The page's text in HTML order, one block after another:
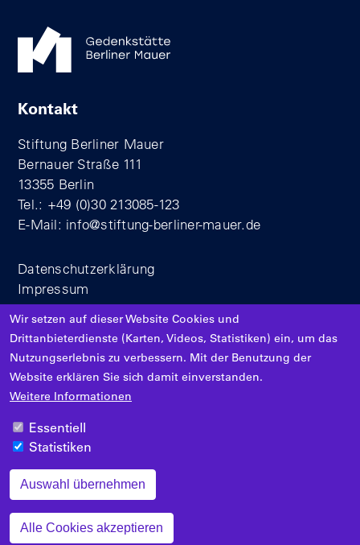
Kontakt
Stiftung Berliner Mauer
Bernauer Straße 111
13355 Berlin
Tel.: +49 (0)30 213085-123
E-Mail: info@stiftung-berliner-mauer.de
Datenschutzerklärung
Impressum
Gefördert von
Wir setzen auf dieser Website Cookies und
Drittanbieterdienste (Karten, Videos, Statistiken) ein, um das
Nutzungserlebnis zu verbessern. Mit der Benutzung der
Website erklären Sie sich damit einverstanden.
Weitere Informationen
Essentiell
Statistiken
Auswahl übernehmen
Alle Cookies akzeptieren